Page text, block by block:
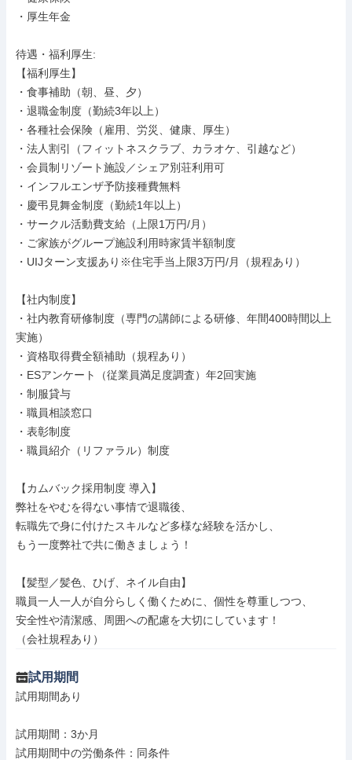
・厚生年金
待遇・福利厚生:
【福利厚生】
・食事補助（朝、昼、夕）
・退職金制度（勤続3年以上）
・各種社会保険（雇用、労災、健康、厚生）
・法人割引（フィットネスクラブ、カラオケ、引越など）
・会員制リゾート施設／シェア別荘利用可
・インフルエンザ予防接種費無料
・慶弔見舞金制度（勤続1年以上）
・サークル活動費支給（上限1万円/月）
・ご家族がグループ施設利用時家賃半額制度
・UIJターン支援あり※住宅手当上限3万円/月（規程あり）
【社内制度】
・社内教育研修制度（専門の講師による研修、年間400時間以上
実施）
・資格取得費全額補助（規程あり）
・ESアンケート（従業員満足度調査）年2回実施
・制服貸与
・職員相談窓口
・表彰制度
・職員紹介（リファラル）制度
【カムバック採用制度 導入】
弊社をやむを得ない事情で退職後、
転職先で身に付けたスキルなど多様な経験を活かし、
もう一度弊社で共に働きましょう！
【髪型／髪色、ひげ、ネイル自由】
職員一人一人が自分らしく働くために、個性を尊重しつつ、
安全性や清潔感、周囲への配慮を大切にしています！
（会社規程あり）
試用期間
試用期間あり
試用期間：3か月
試用期間中の労働条件：同条件